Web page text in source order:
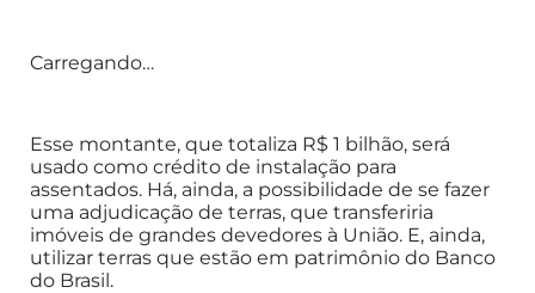
Carregando…
Esse montante, que totaliza R$ 1 bilhão, será
usado como crédito de instalação para
assentados. Há, ainda, a possibilidade de se fazer
uma adjudicação de terras, que transferiria
imóveis de grandes devedores à União. E, ainda,
utilizar terras que estão em patrimônio do Banco
do Brasil.